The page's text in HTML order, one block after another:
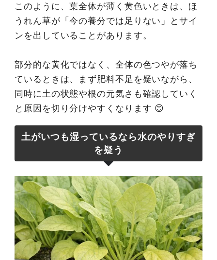
このように、葉全体が薄く黄色いときは、ほ
うれん草が「今の養分では足りない」とサイ
ンを出していることがあります。
部分的な黄化ではなく、全体の色つやが落ち
ているときは、まず肥料不足を疑いながら、
同時に土の状態や根の元気さも確認していく
と原因を切り分けやすくなります 😊
土がいつも湿っているなら水のやりすぎ
を疑う